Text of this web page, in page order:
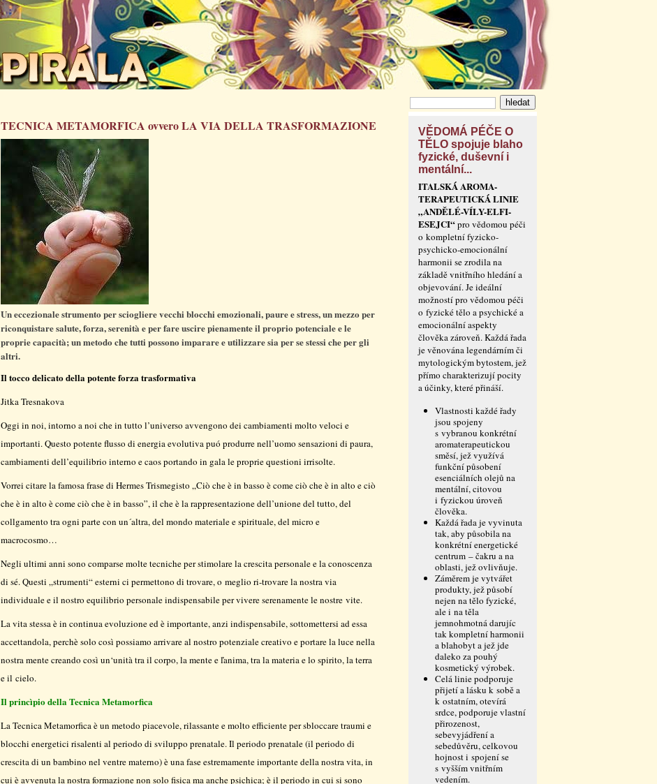
TECNICA METAMORFICA ovvero LA VIA DELLA TRASFORMAZIONE
Un eccezionale strumento per sciogliere vecchi blocchi emozionali, paure e stress, un mezzo per
riconquistare salute, forza, serenità e per fare uscire pienamente il proprio potenciale e le
proprie capacità; un metodo che tutti possono imparare e utilizzare sia per se stessi che per gli
altri.
Il tocco delicato della potente forza trasformativa
Jitka Tresnakova
Oggi in noi, intorno a noi che in tutto l’universo avvengono dei cambiamenti molto veloci e
importanti. Questo potente flusso di energia evolutiva puó produrre nell’uomo sensazioni di paura,
cambiamenti dell’equilibrio interno e caos portando in gala le proprie questioni irrisolte.
Vorrei citare la famosa frase di Hermes Trismegisto „Ciò che è in basso è come ciò che è in alto e ciò
che è in alto è come ciò che è in basso”, il che è la rappresentazione dell’unione del tutto, del
collgamento tra ogni parte con un´altra, del mondo materiale e spirituale, del micro e
macrocosmo…
Negli ultimi anni sono comparse molte tecniche per stimolare la crescita personale e la conoscenza
di sé. Questi „strumenti“ esterni ci permettono di trovare, o meglio ri-trovare la nostra via
individuale e il nostro equilibrio personale indispensabile per vivere serenamente le nostre vite.
La vita stessa è in continua evoluzione ed è importante, anzi indispensabile, sottomettersi ad essa
accettandola, perchè solo così possiamo arrivare al nostro potenziale creativo e portare la luce nella
nostra mente creando così un‘unità tra il corpo, la mente e ľanima, tra la materia e lo spirito, la terra
e il cielo.
Il princìpio della Tecnica Metamorfica
La Tecnica Metamorfica è un metodo piacevole, rilassante e molto efficiente per sbloccare traumi e
blocchi energetici risalenti al periodo di sviluppo prenatale. Il periodo prenatale (il periodo di
crescita di un bambino nel ventre materno) è una fase estremamente importante della nostra vita, in
cui è avvenuta la nostra formazione non solo fisica ma anche psichica; è il periodo in cui si sono
VĚDOMÁ PÉČE O
TĚLO spojuje blaho
fyzické, duševní i
mentální...
ITALSKÁ AROMA-
TERAPEUTICKÁ LINIE
„ANDĚLÉ-VÍLY-ELFI-
ESEJCI“pro vědomou péči
o kompletní fyzicko-
psychicko-emocionální
harmonii se zrodila na
základě vnitřního hledání a
objevování. Je ideální
možností pro vědomou péči
o fyzické tělo a psychické a
emocionální aspekty
člověka zároveň. Každá řada
je věnována legendárním či
mytologickým bytostem, jež
přímo charakterizují pocity
a účinky, které přináší.
Vlastnosti každé řady
jsou spojeny
s vybranou konkrétní
aromaterapeutickou
směsí, jež využívá
funkční působení
esenciálních olejů na
mentální, citovou
i fyzickou úroveň
člověka.
Každá řada je vyvinuta
tak, aby působila na
konkrétní energetické
centrum – čakru a na
oblasti, jež ovlivňuje.
Záměrem je vytvářet
produkty, jež působí
nejen na tělo fyzické,
ale i na těla
jemnohmotná darujíc
tak kompletní harmonii
a blahobyt a jež jde
daleko za pouhý
kosmetický výrobek.
Celá linie podporuje
přijetí a lásku k sobě a
k ostatním, otevírá
srdce, podporuje vlastní
přirozenost,
sebevyjádření a
sebedůvěru, celkovou
hojnost i spojení se
s vyšším vnitřním
vedením.